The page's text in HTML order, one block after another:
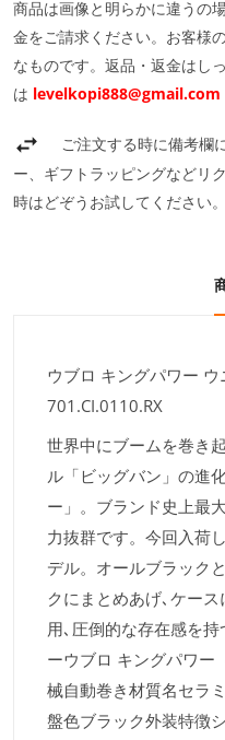
商品は画像と明らかに違うの
金をご請求ください。お客様
なものです。返品・返金はし
は levelkopi888@gmail.com
ご注文する時に備考欄
ー、ギフトラッピングなどリ
時はどぞうお試してください。
ウブロ キングパワー
701.CI.0110.RX
世界中にブームを巻き
ル「ビッグバン」の進
ー」。ブランド史上最
力抜群です。今回入荷
デル。オールブラック
クにまとめあげ､ケー
用､圧倒的な存在感を
ーウブロ キングパワー
械自動巻き材質名セラ
盤色ブラック外装特徴